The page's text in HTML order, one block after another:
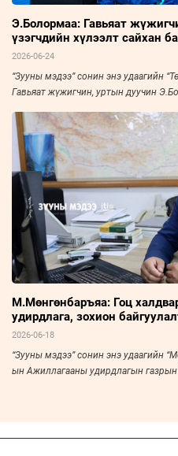
Э.Болормаа: Гавьяат
үзэгчдийн хүлээлт сайхан
2026-06-24
“Зууны мэдээ” сонин энэ удаагийн
Гавьяат жүжигчин, уртын дуучин
М.Мөнгөнбаръяа: Гоц
удирдлага, зохион
хэрэгжүүлдэг
2026-06-18
“Зууны мэдээ” сонин энэ удаагийн
ын Ажиллагааны удирдлагын